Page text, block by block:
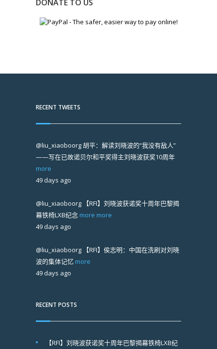
DONATE TO US
RECENT TWEETS
@liu_xiaoboorg胡平：解读刘晓波的“我没有敌人”
——写在已故诺贝尔和平奖得主刘晓波获奖10周年
more
49 days ago
@liu_xiaoboorg 【RFI】刘晓波获诺奖十周年巴黎揭
幕铁椅LXB纪念 more more
49 days ago
@liu_xiaoboorg 【RFI】侯志明：中国在洗刷对刘晓
波的集体记忆 more
49 days ago
RECENT POSTS
【RFI】刘晓波获诺奖十周年巴黎揭幕铁椅LXB纪